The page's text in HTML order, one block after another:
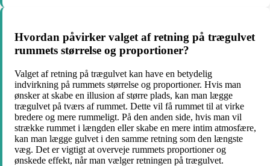
Hvordan påvirker valget af retning på trægulvet
rummets størrelse og proportioner?
Valget af retning på trægulvet kan have en betydelig
indvirkning på rummets størrelse og proportioner. Hvis man
ønsker at skabe en illusion af større plads, kan man lægge
trægulvet på tværs af rummet. Dette vil få rummet til at virke
bredere og mere rummeligt. På den anden side, hvis man vil
strække rummet i længden eller skabe en mere intim atmosfære,
kan man lægge gulvet i den samme retning som den længste
væg. Det er vigtigt at overveje rummets proportioner og
ønskede effekt, når man vælger retningen på trægulvet.